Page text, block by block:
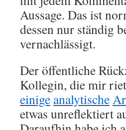
Aussage. Das ist
dessen nur ständig
vernachlässigt.
Der öffentliche
Kollegin, die mir
einige analytische
etwas unreflektiert